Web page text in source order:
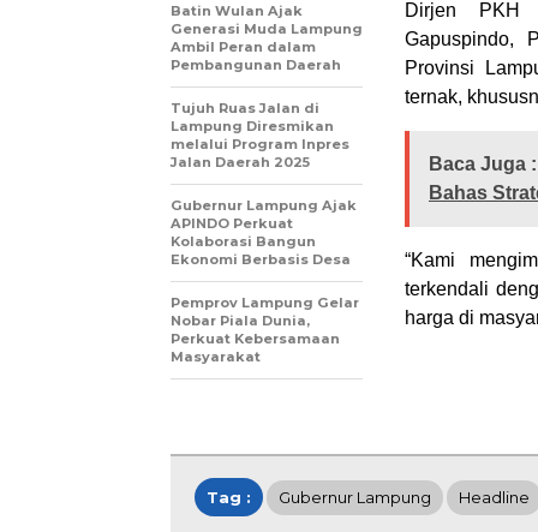
Dirjen PKH
Gapuspindo,
Provinsi
ternak,
Baca Juga :
Bahas
“Kami
terkendali
harga di
Batin Wulan Ajak
Generasi Muda Lampung
Ambil Peran dalam
Pembangunan Daerah
Tujuh Ruas Jalan di
Lampung Diresmikan
melalui Program Inpres
Jalan Daerah 2025
Gubernur Lampung Ajak
APINDO Perkuat
Kolaborasi Bangun
Ekonomi Berbasis Desa
Pemprov Lampung Gelar
Nobar Piala Dunia,
Perkuat Kebersamaan
Masyarakat
Tag : Gubernur Lampung Headline